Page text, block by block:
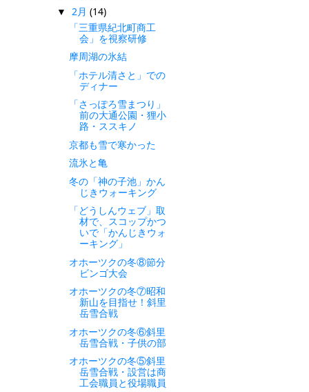
▼ 2月 (14)
「三重県紀北町商工
会」を視察研修
摩周湖の氷結
「ホテル清さと」での
ディナー
「さっぽろ雪まつり」
前の大通公園・狸小
路・ススキノ
京都も雪で寒かった
流氷と亀
冬の「神の子池」かん
じきウォーキング
「どうしんウェブ」取
材で、スコップかつ
いで「かんじきウォ
ーキング」
オホーツクの冬⑧節分
ビンゴ大会
オホーツクの冬⑦昭和
新山を目指せ！斜里
岳雪合戦
オホーツクの冬⑥斜里
岳雪合戦・子供の部
オホーツクの冬⑤斜里
岳雪合戦・設営は商
工会職員と役場職員